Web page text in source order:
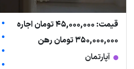
قیمت: 45,000,000 تومان اجاره
350,000,000 تومان رهن
آپارتمان